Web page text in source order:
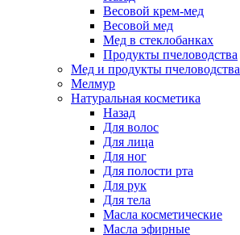
Весовой крем-мед
Весовой мед
Мед в стеклобанках
Продукты пчеловодства
Мед и продукты пчеловодства
Мелмур
Натуральная косметика
Назад
Для волос
Для лица
Для ног
Для полости рта
Для рук
Для тела
Масла косметические
Масла эфирные